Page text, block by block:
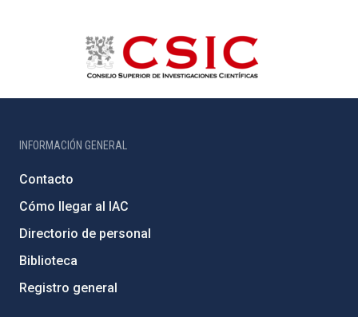
INFORMACIÓN GENERAL
Contacto
Cómo llegar al IAC
Directorio de personal
Biblioteca
Registro general